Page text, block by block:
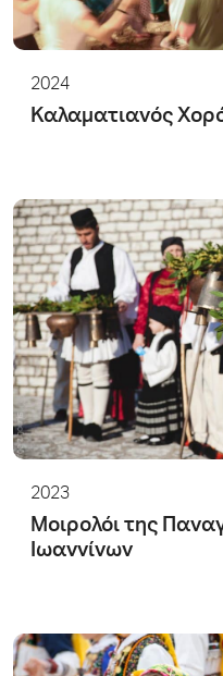
2024
Καλαματιανός
2023
Μοιρολόι της
Ιωαννίνων